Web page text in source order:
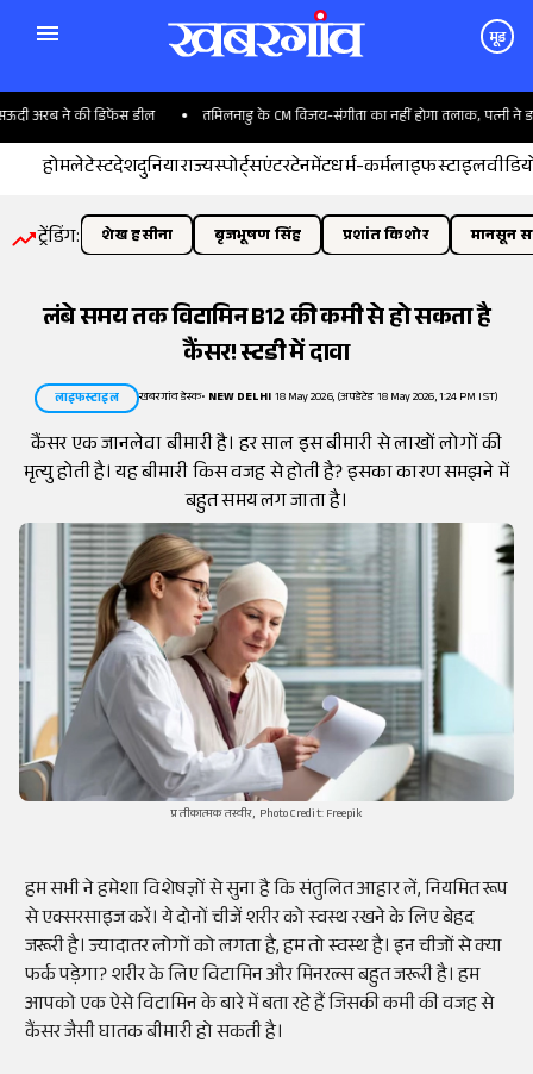
मूड
अरब ने की डिफेंस डील तमिलनाडु के CM विजय-संगीता का नहीं होगा तलाक, पत्नी ने
होमलेटेस्टदेशदुनियाराज्यस्पोर्ट्सएंटरटेनमेंटधर्म-कर्मलाइफस्टाइल
ट्रेंडिंग: शेख हसीना बृजभूषण सिंह प्रशांत किशोर मानसून
लंबे समय तक विटामिन B12 की कमी से हो सकता है
कैंसर! स्टडी में दावा
लाइफस्टाइल खबरगांव डेस्क• NEW DELHI18 May 2026, (अपडेटेड 18 May 2026, 1:24 PM IST)
कैंसर एक जानलेवा बीमारी है। हर साल इस बीमारी से लाखों लोगों की
मृत्यु होती है। यह बीमारी किस वजह से होती है? इसका कारण समझने में
बहुत समय लग जाता है।
प्रतीकात्मक तस्वीर, Photo Credit: Freepik
हम सभी ने हमेशा विशेषज्ञों से सुना है कि संतुलित आहार लें, नियमित रूप
से एक्सरसाइज करें। ये दोनों चीजें शरीर को स्वस्थ रखने के लिए बेहद
जरूरी है। ज्यादातर लोगों को लगता है, हम तो स्वस्थ है। इन चीजों से क्या
फर्क पड़ेगा? शरीर के लिए विटामिन और मिनरल्स बहुत जरूरी है। हम
आपको एक ऐसे विटामिन के बारे में बता रहे हैं जिसकी कमी की वजह से
कैंसर जैसी घातक बीमारी हो सकती है।